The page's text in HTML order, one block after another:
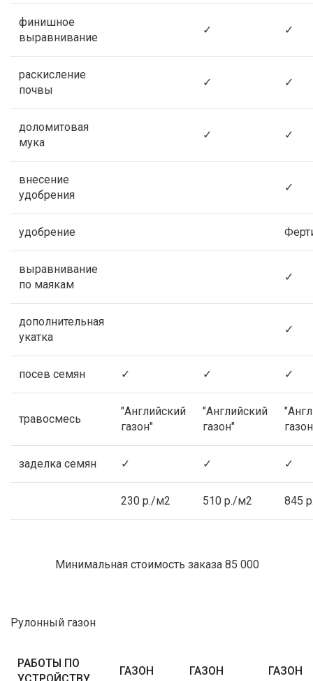
финишное
выравнивание
✓ ✓
раскисление
почвы
✓ ✓
доломитовая
мука
✓ ✓
внесение
удобрения
✓
удобрение
выравнивание
по маякам
✓
дополнительная
укатка
✓
посев семян ✓ ✓ ✓
травосмесь
"Английский
газон"
"Английский
газон"
заделка семян ✓ ✓ ✓
230 р./м2 510 р./м2 845
Минимальная стоимость заказа 85 000
Рулонный газон
РАБОТЫ ПО
ГАЗОН
ГАЗОН
ГАЗОН